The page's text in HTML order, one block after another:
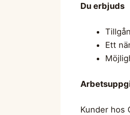
Du erbjuds
Ett
Kunder hos